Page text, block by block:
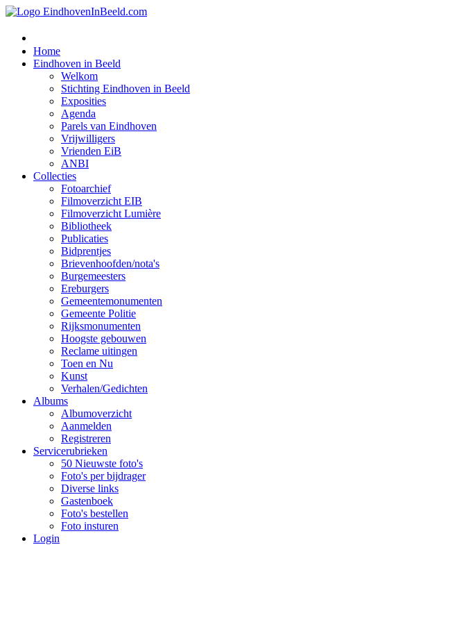
Home
Eindhoven in Beeld
Welkom
Stichting Eindhoven in Beeld
Exposities
Agenda
Parels van Eindhoven
Vrijwilligers
Vrienden EiB
ANBI
Collecties
Fotoarchief
Filmoverzicht EIB
Filmoverzicht Lumière
Bibliotheek
Publicaties
Bidprentjes
Brievenhoofden/nota's
Burgemeesters
Ereburgers
Gemeentemonumenten
Gemeente Politie
Rijksmonumenten
Hoogste gebouwen
Reclame uitingen
Toen en Nu
Kunst
Verhalen/Gedichten
Albums
Albumoverzicht
Aanmelden
Registreren
Servicerubrieken
50 Nieuwste foto's
Foto's per bijdrager
Diverse links
Gastenboek
Foto's bestellen
Foto insturen
Login